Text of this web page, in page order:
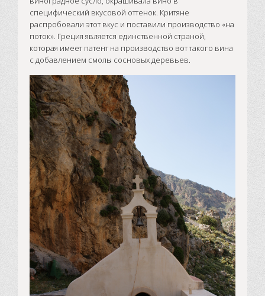
специфический вкусовой оттенок. Критяне
распробовали этот вкус и поставили производство «на
поток». Греция является единственной страной,
которая имеет патент на производство вот такого вина
с добавлением смолы сосновых деревьев.